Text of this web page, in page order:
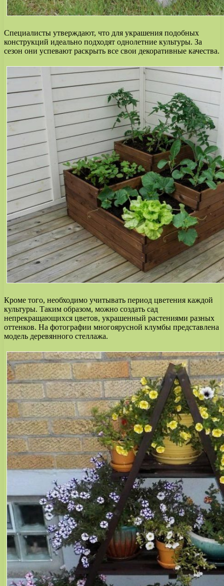
Специалисты утверждают, что для украшения подобных
конструкций идеально подходят однолетние культуры. За
сезон они успевают раскрыть все свои декоративные качества.
Кроме того, необходимо учитывать период цветения каждой
культуры. Таким образом, можно создать сад
непрекращающихся цветов, украшенный растениями разных
оттенков. На фотографии многоярусной клумбы представлена
модель деревянного стеллажа.